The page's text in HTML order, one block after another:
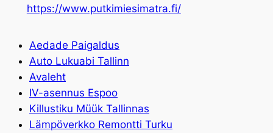
https://www.putkimiesimatra.fi/
Aedade Paigaldus
Auto Lukuabi Tallinn
Avaleht
IV-asennus Espoo
Killustiku Müük Tallinnas
Lämpöverkko Remontti Turku